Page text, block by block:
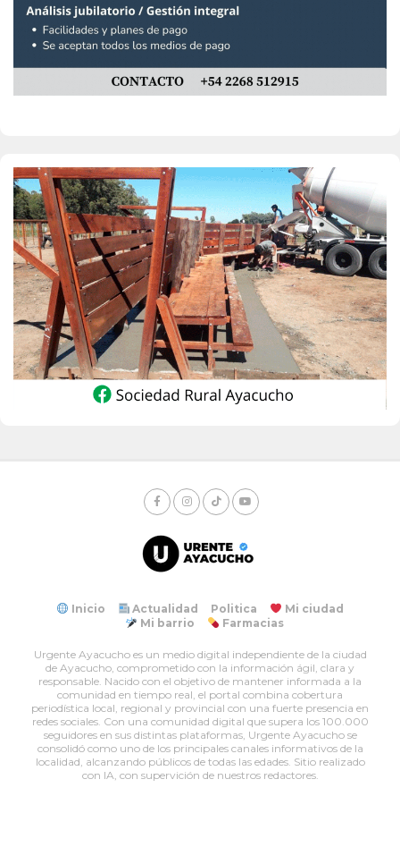
Inicio Actualidad Politica
Mi ciudad
Mi barrio
Farmacias
Urgente Ayacucho es un medio digital independiente de la ciudad
de Ayacucho, comprometido con la información ágil, clara y
responsable. Nacido con el objetivo de mantener informada a la
comunidad en tiempo real, el portal combina cobertura
periodística local, regional y provincial con una fuerte presencia en
redes sociales. Con una comunidad digital que supera los 100.000
seguidores en sus distintas plataformas, Urgente Ayacucho se
consolidó como uno de los principales canales informativos de la
localidad, alcanzando públicos de todas las edades. Sitio realizado
con IA, con supervición de nuestros redactores.